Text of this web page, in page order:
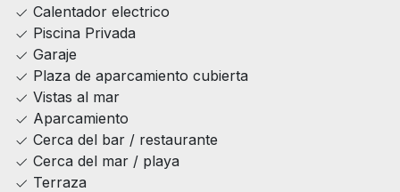
Calentador electrico
Piscina Privada
Garaje
Plaza de aparcamiento cubierta
Vistas al mar
Aparcamiento
Cerca del bar / restaurante
Cerca del mar / playa
Terraza